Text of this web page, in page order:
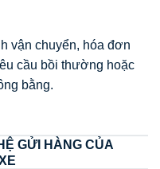
vận chuyển, hóa đơn
cầu bồi thường hoặc
bằng.
GỬI HÀNG CỦA